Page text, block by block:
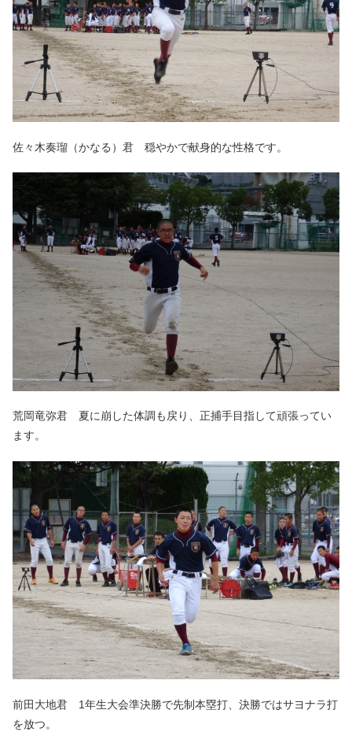
佐々木奏瑠（かなる）君 穏やかで献身的な性格です。
荒岡竜弥君 夏に崩した体調も戻り、正捕手目指して頑張ってい
ます。
前田大地君 1年生大会準決勝で先制本塁打、決勝ではサヨナラ打
を放つ。